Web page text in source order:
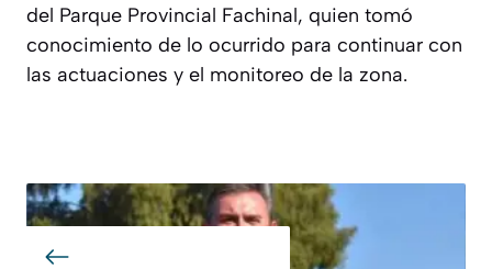
del Parque Provincial Fachinal, quien tomó
conocimiento de lo ocurrido para continuar con
las actuaciones y el monitoreo de la zona.